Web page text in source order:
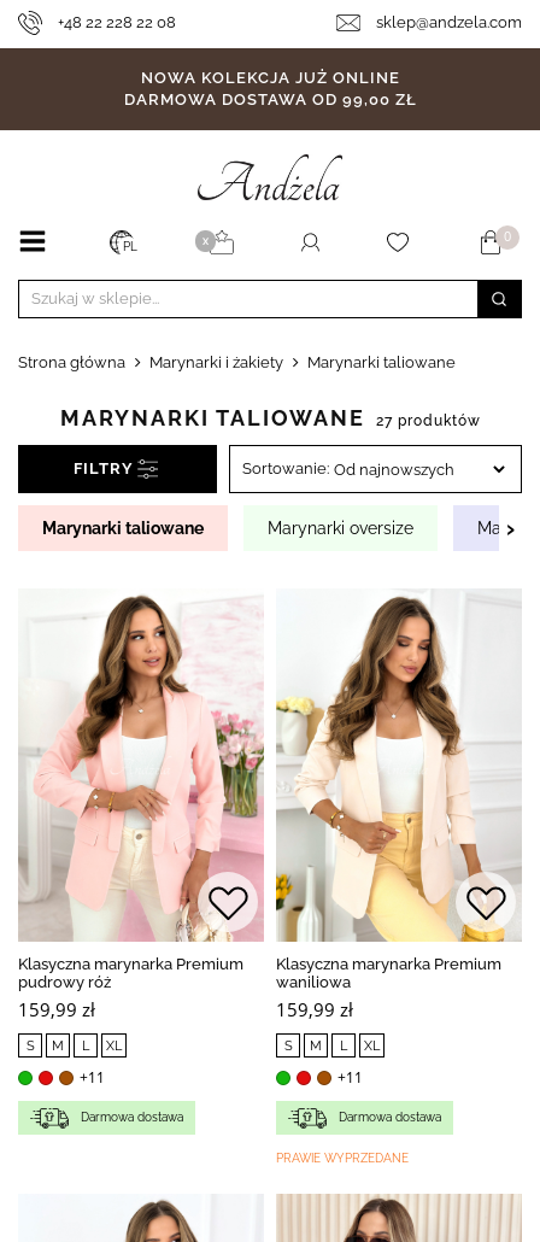
+48 22 228 22 08 sklep@andzela.com
NOWA KOLEKCJA JUŻ ONLINE
DARMOWA DOSTAWA OD 99,00 ZŁ
PL X 0
Strona główna Marynarki i żakiety Marynarki taliowane
MARYNARKI TALIOWANE 27 produktów
FILTRY Sortowanie:
Marynarki taliowane Marynarki oversize ›
Klasyczna marynarka Premium
pudrowy róż
159,99 zł
S M L XL
+11
Darmowa dostawa
Klasyczna marynarka Premium
waniliowa
159,99 zł
S M L XL
+11
Darmowa dostawa
PRAWIE WYPRZEDANE